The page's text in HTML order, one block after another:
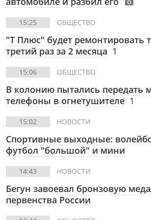
15:25 ОБЩЕСТВО
"Т Плюс" будет ремонтировать
третий раз за 2 месяца 1
15:06 ОБЩЕСТВО
В колонию пытались передать
телефоны в огнетушителе 1
15:02 НОВОСТИ
Спортивные выходные:
футбол "большой" и мини
14:43 НОВОСТИ
Бегун завоевал бронзовую
первенства России